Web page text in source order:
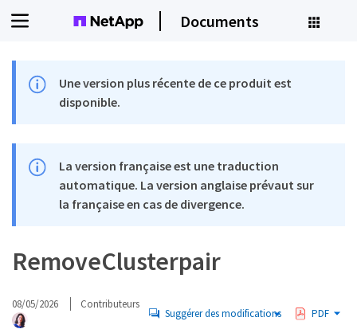
Documents
Une version plus récente de ce produit est
disponible.
La version française est une traduction
automatique. La version anglaise prévaut sur
la française en cas de divergence.
RemoveClusterpair
08/05/2026 Contributeurs
Suggérer des modifications PDF